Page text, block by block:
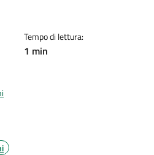
Tempo di lettura:
1 min